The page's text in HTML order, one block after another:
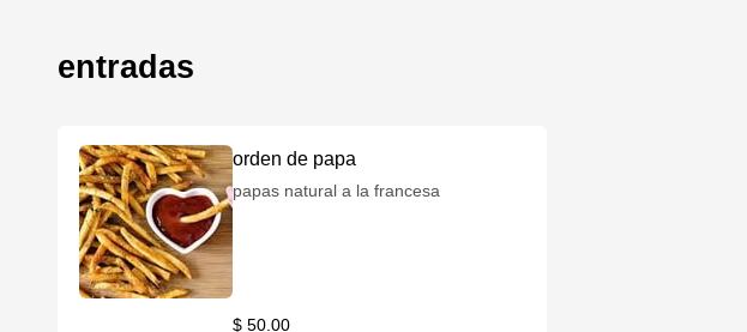
entradas
orden de papa
papas natural a la francesa
$ 50.00